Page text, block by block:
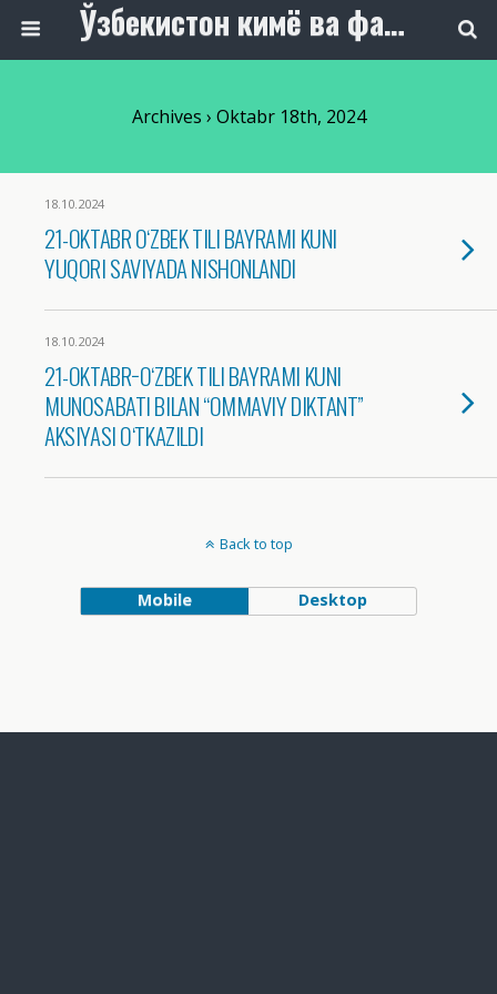
Ўзбекистон кимё ва фармацевтика саноати ходимлари касаба уюшмаси
Archives › Oktabr 18th, 2024
18.10.2024
21-OKTABR O‘ZBEK TILI BAYRAMI KUNI
YUQORI SAVIYADA NISHONLANDI
18.10.2024
21-OKTABR−O‘ZBEK TILI BAYRAMI KUNI
MUNOSABATI BILAN “OMMAVIY DIKTANT”
AKSIYASI O‘TKAZILDI
Back to top
Mobile Desktop